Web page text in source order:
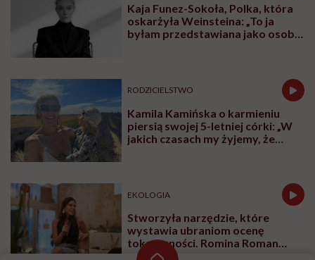
Kaja Funez-Sokoła, Polka, która
oskarżyła Weinsteina: „To ja
byłam przedstawiana jako osoba,
RODZICIELSTWO
Kamila Kamińska o karmieniu
piersią swojej 5-letniej córki: „W
jakich czasach my żyjemy, że
EKOLOGIA
Stworzyła narzędzie, które
wystawia ubraniom ocenę
toksyczności. Romina Roman
tłumaczy, co plastik robi z naszą